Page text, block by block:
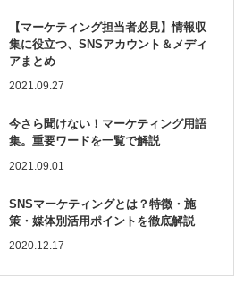
【マーケティング担当者必見】情報収
集に役立つ、SNSアカウント＆メディ
アまとめ
2021.09.27
今さら聞けない！マーケティング用語
集。重要ワードを一覧で解説
2021.09.01
SNSマーケティングとは？特徴・施
策・媒体別活用ポイントを徹底解説
2020.12.17